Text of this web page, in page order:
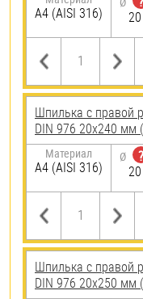
A4 (AISI 316)
20
Шпилька с правой
DIN 976 20х240 мм
Материал
A4 (AISI 316)
Ø
?
20
Шпилька с правой
DIN 976 20х250 мм